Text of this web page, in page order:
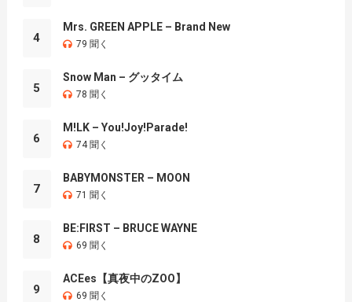
4
Mrs. GREEN APPLE – Brand New
79 聞く
5
Snow Man – グッタイム
78 聞く
6
M!LK – You!Joy!Parade!
74 聞く
7
BABYMONSTER – MOON
71 聞く
8
BE:FIRST – BRUCE WAYNE
69 聞く
9
ACEes【真夜中のZOO】
69 聞く